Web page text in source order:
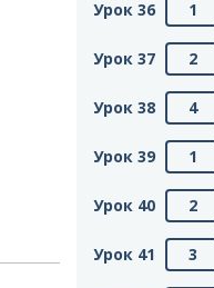
Урок 36 1
Урок 37 2
Урок 38 4
Урок 39 1
Урок 40 2
Урок 41 3